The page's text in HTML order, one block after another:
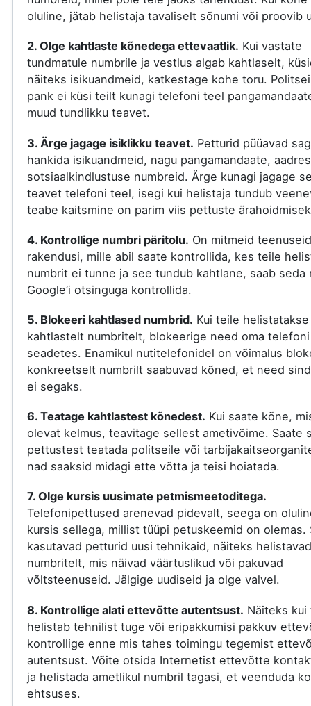
oluline, jätab helistaja tavaliselt sõnumi või proovib
2. Olge kahtlaste kõnedega ettevaatlik. Kui vastate
tundmatule numbrile ja vestlus algab kahtlaselt,
näiteks isikuandmeid, katkestage kohe toru.
pank ei küsi teilt kunagi telefoni teel
muud tundlikku teavet.
3. Ärge jagage isiklikku teavet. Petturid püüavad
hankida isikuandmeid, nagu pangamandaate,
sotsiaalkindlustuse numbreid. Ärge kunagi jagage
teavet telefoni teel, isegi kui helistaja tundub
teabe kaitsmine on parim viis pettuste
4. Kontrollige numbri päritolu. On mitmeid
rakendusi, mille abil saate kontrollida, kes teile
numbrit ei tunne ja see tundub kahtlane, saab seda
Google’i otsinguga kontrollida.
5. Blokeeri kahtlased numbrid. Kui teile
kahtlastelt numbritelt, blokeerige need oma telefoni
seadetes. Enamikul nutitelefonidel on võimalus
konkreetselt numbrilt saabuvad kõned, et need
ei segaks.
6. Teatage kahtlastest kõnedest. Kui saate kõne,
olevat kelmus, teavitage sellest ametivõime. Saate
pettustest teatada politseile või
nad saaksid midagi ette võtta ja teisi hoiatada.
7. Olge kursis uusimate petmismeetoditega.
Telefonipettused arenevad pidevalt, seega on
kursis sellega, millist tüüpi petuskeemid on olemas.
kasutavad petturid uusi tehnikaid, näiteks helistavad
numbritelt, mis näivad väärtuslikud või pakuvad
võltsteenuseid. Jälgige uudiseid ja olge valvel.
8. Kontrollige alati ettevõtte autentsust. Näiteks kui
helistab tehnilist tuge või eripakkumisi pakkuv
kontrollige enne mis tahes toimingu tegemist
autentsust. Võite otsida Internetist ettevõtte
ja helistada ametlikul numbril tagasi, et veenduda
ehtsuses.